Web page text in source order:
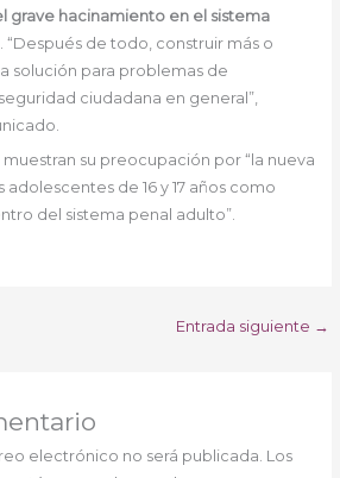
grave hacinamiento en el sistema
“Después de todo, construir más o
solución para problemas de
ciudadana en general”,
su preocupación por “la nueva
adolescentes de 16 y 17 años como
del sistema penal adulto”.
Entrada siguiente →
electrónico no será publicada. Los